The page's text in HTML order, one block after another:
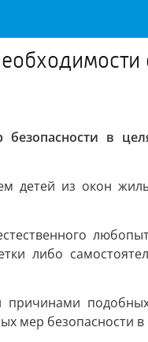
в
детей из окон
либо
мер безопасности в